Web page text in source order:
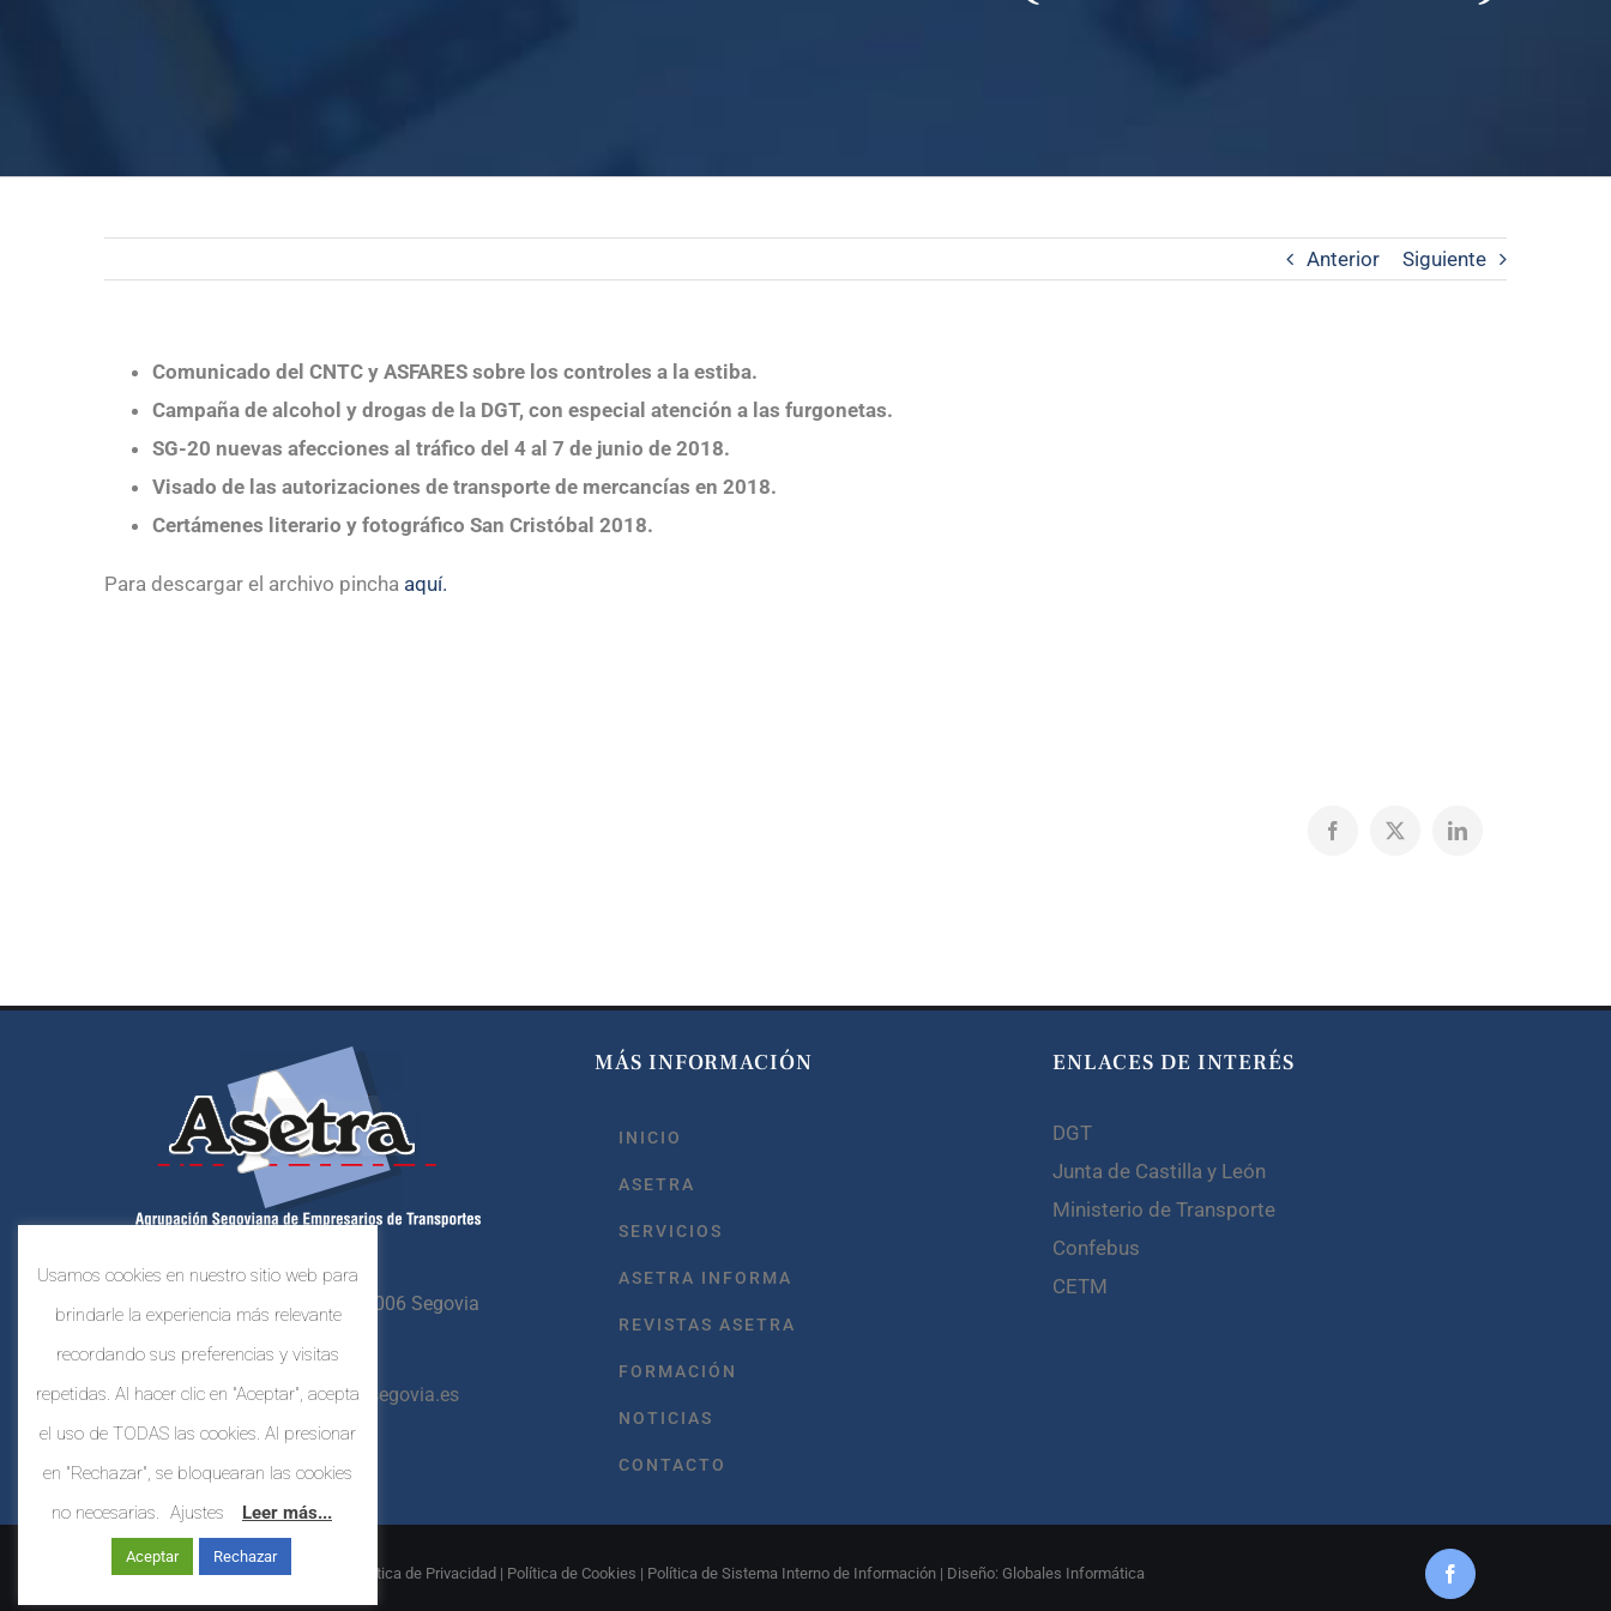
Anterior Siguiente
Comunicado del CNTC y ASFARES sobre los controles a la estiba.
Campaña de alcohol y drogas de la DGT, con especial atención a las furgonetas.
SG-20 nuevas afecciones al tráfico del 4 al 7 de junio de 2018.
Visado de las autorizaciones de transporte de mercancías en 2018.
Certámenes literario y fotográfico San Cristóbal 2018.
Para descargar el archivo pincha aquí.
Facebook
X LinkedIn
Crta. N-603, Km. 87, 40006 Segovia
921 44 80 41
asetrasegovia@asetrasegovia.es
MÁS INFORMACIÓN
INICIO
ASETRA
SERVICIOS
ASETRA INFORMA
REVISTAS ASETRA
FORMACIÓN
NOTICIAS
CONTACTO
ENLACES DE INTERÉS
DGT
Junta de Castilla y León
Ministerio de Transporte
Confebus
CETM
© Copyright2026 |Aviso Legal Política de Privacidad | Política de Cookies | Política de Sistema Interno de Información| Diseño: Globales Informática Facebook
Usamos cookies en nuestro sitio web para
brindarle la experiencia más relevante
recordando sus preferencias y visitas
repetidas. Al hacer clic en "Aceptar", acepta
el uso de TODAS las cookies. Al presionar
en "Rechazar", se bloquearan las cookies
no necesarias. Ajustes Leer más...
Aceptar Rechazar